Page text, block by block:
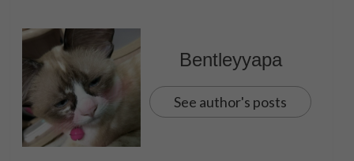
Bentleyyapa
See author's posts